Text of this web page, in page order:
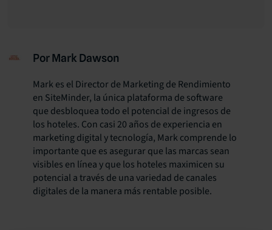
Por Mark Dawson
Mark es el Director de Marketing de Rendimiento
en SiteMinder, la única plataforma de software
que desbloquea todo el potencial de ingresos de
los hoteles. Con casi 20 años de experiencia en
marketing digital y tecnología, Mark comprende lo
importante que es asegurar que las marcas sean
visibles en línea y que los hoteles maximicen su
potencial a través de una variedad de canales
digitales de la manera más rentable posible.